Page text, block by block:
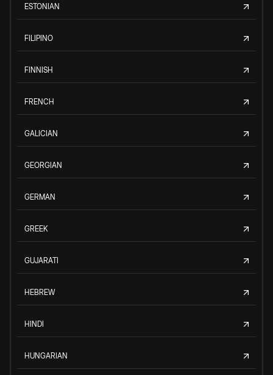
ESTONIAN
FILIPINO
FINNISH
FRENCH
GALICIAN
GEORGIAN
GERMAN
GREEK
GUJARATI
HEBREW
HINDI
HUNGARIAN